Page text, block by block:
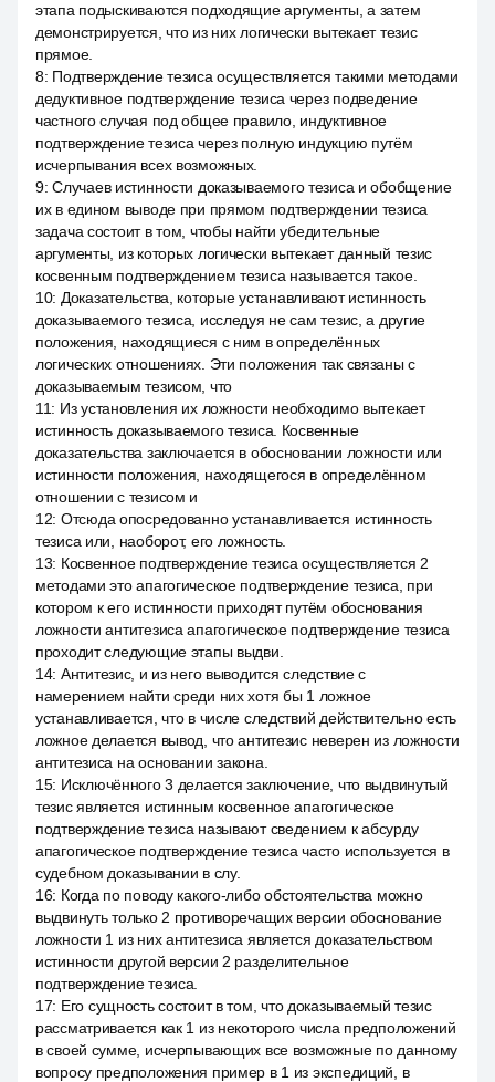
этапа подыскиваются подходящие аргументы, а затем
демонстрируется, что из них логически вытекает тезис
прямое.
8: Подтверждение тезиса осуществляется такими методами
дедуктивное подтверждение тезиса через подведение
частного случая под общее правило, индуктивное
подтверждение тезиса через полную индукцию путём
исчерпывания всех возможных.
9:Случаев истинности доказываемого тезиса и обобщение
их в едином выводе при прямом подтверждении тезиса
задача состоит в том, чтобы найти убедительные
аргументы, из которых логически вытекает данный тезис
косвенным подтверждением тезиса называется такое.
10: Доказательства, которые устанавливают истинность
доказываемого тезиса, исследуя не сам тезис, а другие
положения, находящиеся с ним в определённых
логических отношениях. Эти положения так связаны с
доказываемым тезисом, что
11: Из установления их ложности необходимо вытекает
истинность доказываемого тезиса. Косвенные
доказательства заключается в обосновании ложности или
истинности положения, находящегося в определённом
отношении с тезисом и
12: Отсюда опосредованно устанавливается истинность
тезиса или, наоборот, его ложность.
13: Косвенное подтверждение тезиса осуществляется 2
методами это апагогическое подтверждение тезиса, при
котором к его истинности приходят путём обоснования
ложности антитезиса апагогическое подтверждение тезиса
проходит следующие этапы выдви.
14: Антитезис, и из него выводится следствие с
намерением найти среди них хотя бы 1 ложное
устанавливается, что в числе следствий действительно есть
ложное делается вывод, что антитезис неверен из ложности
антитезиса на основании закона.
15: Исключённого 3 делается заключение, что выдвинутый
тезис является истинным косвенное апагогическое
подтверждение тезиса называют сведением к абсурду
апагогическое подтверждение тезиса часто используется в
судебном доказывании в слу.
16: Когда по поводу какого-либо обстоятельства можно
выдвинуть только 2 противоречащих версии обоснование
ложности 1 из них антитезиса является доказательством
истинности другой версии 2 разделительное
подтверждение тезиса.
17: Его сущность состоит в том, что доказываемый тезис
рассматривается как 1 из некоторого числа предположений
в своей сумме, исчерпывающих все возможные по данному
вопросу предположения пример в 1 из экспедиций, в